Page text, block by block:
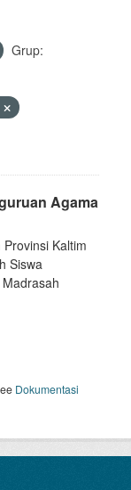
Grup:
Agama
Kaltim
Siswa
Dokumentasi